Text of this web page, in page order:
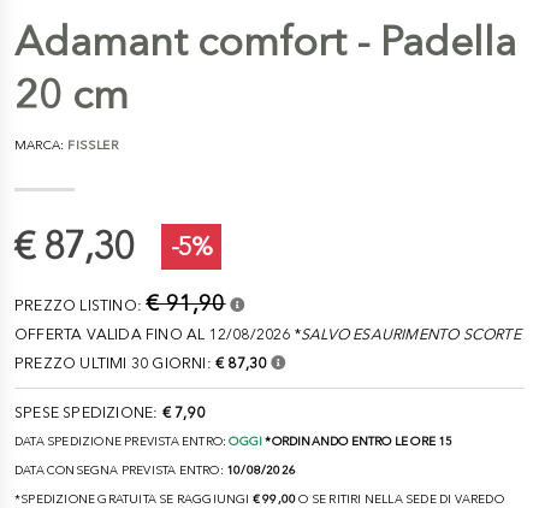
Adamant comfort - Padella
20 cm
MARCA: FISSLER
€ 87,30 -5%
PREZZO LISTINO:€ 91,90
OFFERTA VALIDA FINO AL 12/08/2026 *SALVO ESAURIMENTO SCORTE
PREZZO ULTIMI 30 GIORNI: € 87,30
SPESE SPEDIZIONE: € 7,90
DATA SPEDIZIONE PREVISTA ENTRO:OGGI *ORDINANDO ENTRO LE ORE 15
DATA CONSEGNA PREVISTA ENTRO: 10/08/2026
*SPEDIZIONE GRATUITA SE RAGGIUNGI € 99,00O SE RITIRI NELLA SEDE DI VAREDO